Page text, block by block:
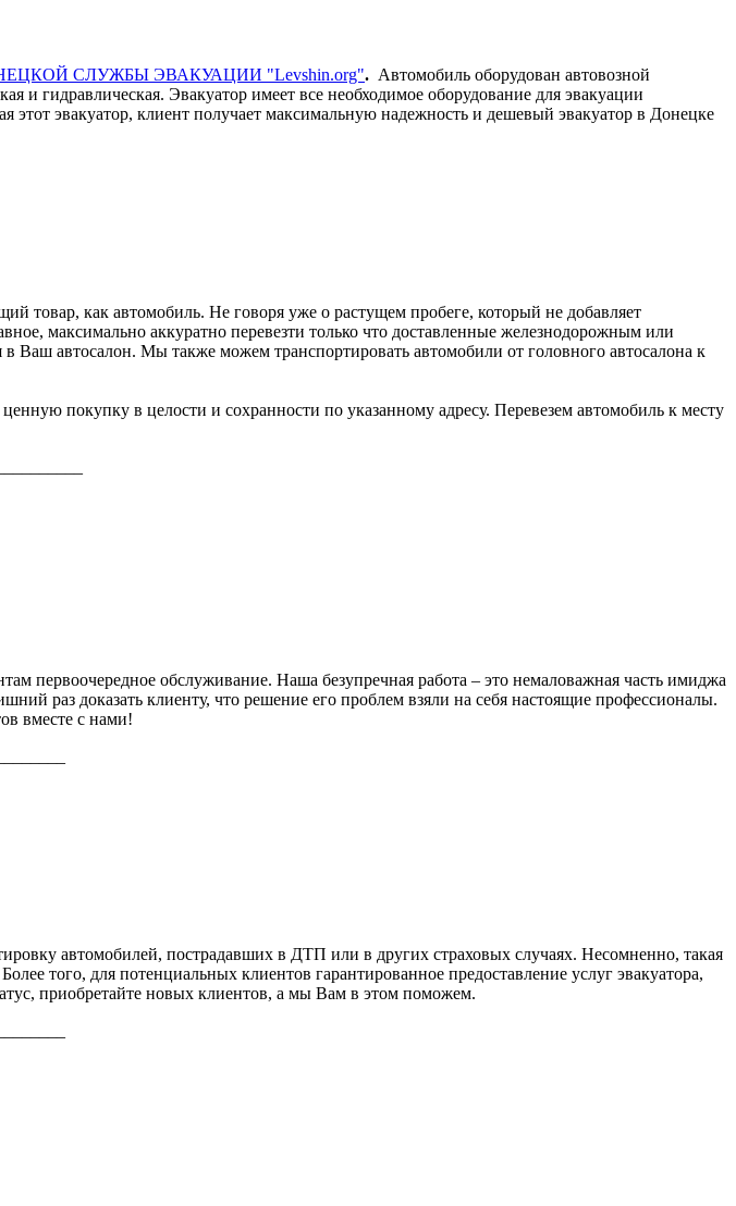
СЛУЖБЫ ЭВАКУАЦИИ "Levshin.org". Автомобиль оборудован автовозной
и гидравлическая. Эвакуатор имеет все необходимое оборудование для эвакуации
эвакуатор, клиент получает максимальную надежность и дешевый эвакуатор в Донецке
товар, как автомобиль. Не говоря уже о растущем пробеге, который не добавляет
максимально аккуратно перевезти только что доставленные железнодорожным или
автосалон. Мы также можем транспортировать автомобили от головного автосалона к
покупку в целости и сохранности по указанному адресу. Перевезем автомобиль к месту
обслуживание. Наша безупречная работа – это немаловажная часть имиджа
раз доказать клиенту, что решение его проблем взяли на себя настоящие профессионалы.
вместе с нами!
автомобилей, пострадавших в ДТП или в других страховых случаях. Несомненно, такая
того, для потенциальных клиентов гарантированное предоставление услуг эвакуатора,
приобретайте новых клиентов, а мы Вам в этом поможем.